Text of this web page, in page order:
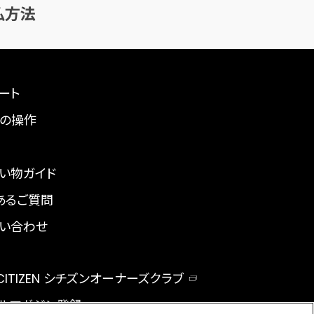
方法
ト
操作
物ガイド
るご質問
合わせ
シチズンオーナーズクラブ
マガジン登録